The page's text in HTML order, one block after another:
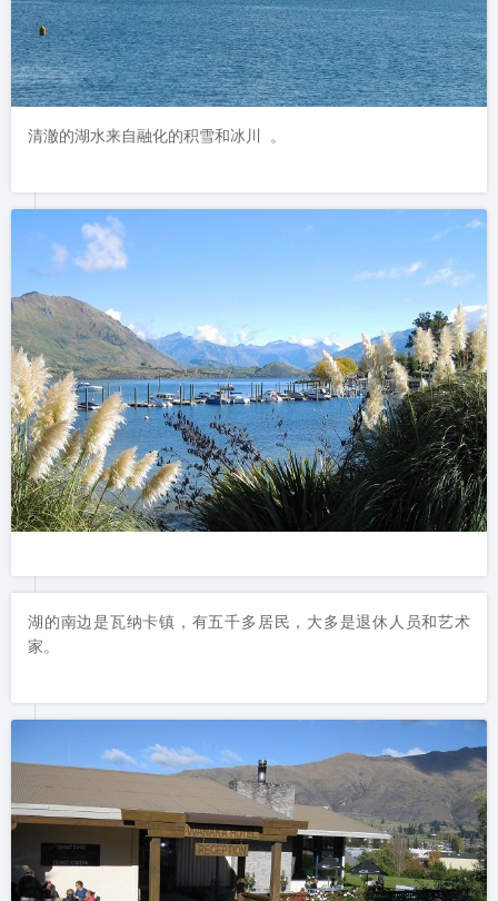
清澈的湖水来自融化的积雪和冰川 。
湖的南边是瓦纳卡镇，有五千多居民，大多是退休人员和艺术